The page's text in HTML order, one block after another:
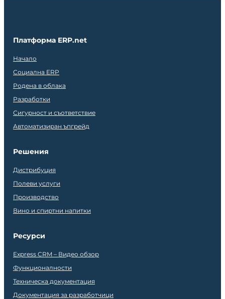
Платформа ERP.net
Начало
Социална ERP
Родена в облака
Разработки
Сигурност и съответствие
Автоматизиран ъпгрейд
Решения
Дистрибуция
Полеви услуги
Производство
Вино и спиртни напитки
Ресурси
Express CRM – Видео обзор
Функционалности
Техническа документация
Документация за разработчици